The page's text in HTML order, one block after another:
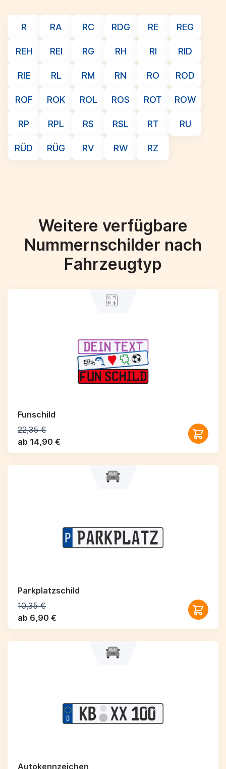
R RA RC RDG RE REG
REH REI RG RH RI RID
RIE RL RM RN RO ROD
ROF ROK ROL ROS ROT ROW
RP RPL RS RSL RT RU
RÜD RÜG RV RW RZ
Weitere verfügbare
Nummernschilder nach
Fahrzeugtyp
Funschild
22,35 €
ab 14,90 €
Parkplatzschild
10,35 €
ab 6,90 €
Autokennzeichen